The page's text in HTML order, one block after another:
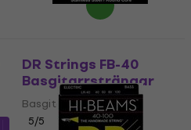
DR Strings FB-40
Basgitarrsträngar
Basgitarrsträngar
5/5